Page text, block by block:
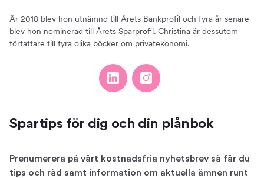
År 2018 blev hon utnämnd till Årets Bankprofil och fyra år senare
blev hon nominerad till Årets Sparprofil. Christina är dessutom
författare till fyra olika böcker om privatekonomi.
Spartips för dig och din plånbok
Prenumerera på vårt kostnadsfria nyhetsbrev så får du
tips och råd samt information om aktuella ämnen runt